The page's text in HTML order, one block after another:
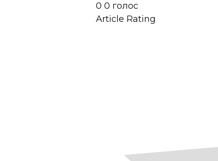
0 0 голос
Article Rating